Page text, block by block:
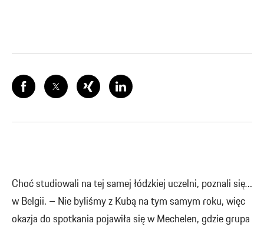
Choć studiowali na tej samej łódzkiej uczelni, poznali się…
w Belgii. – Nie byliśmy z Kubą na tym samym roku, więc
okazja do spotkania pojawiła się w Mechelen, gdzie grupa